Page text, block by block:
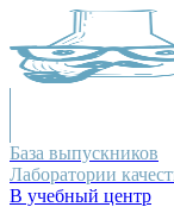
База выпускников
Лаборатории
В учебный центр